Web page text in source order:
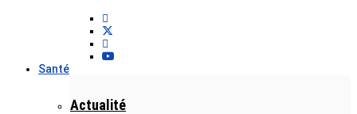
Santé
Actualité